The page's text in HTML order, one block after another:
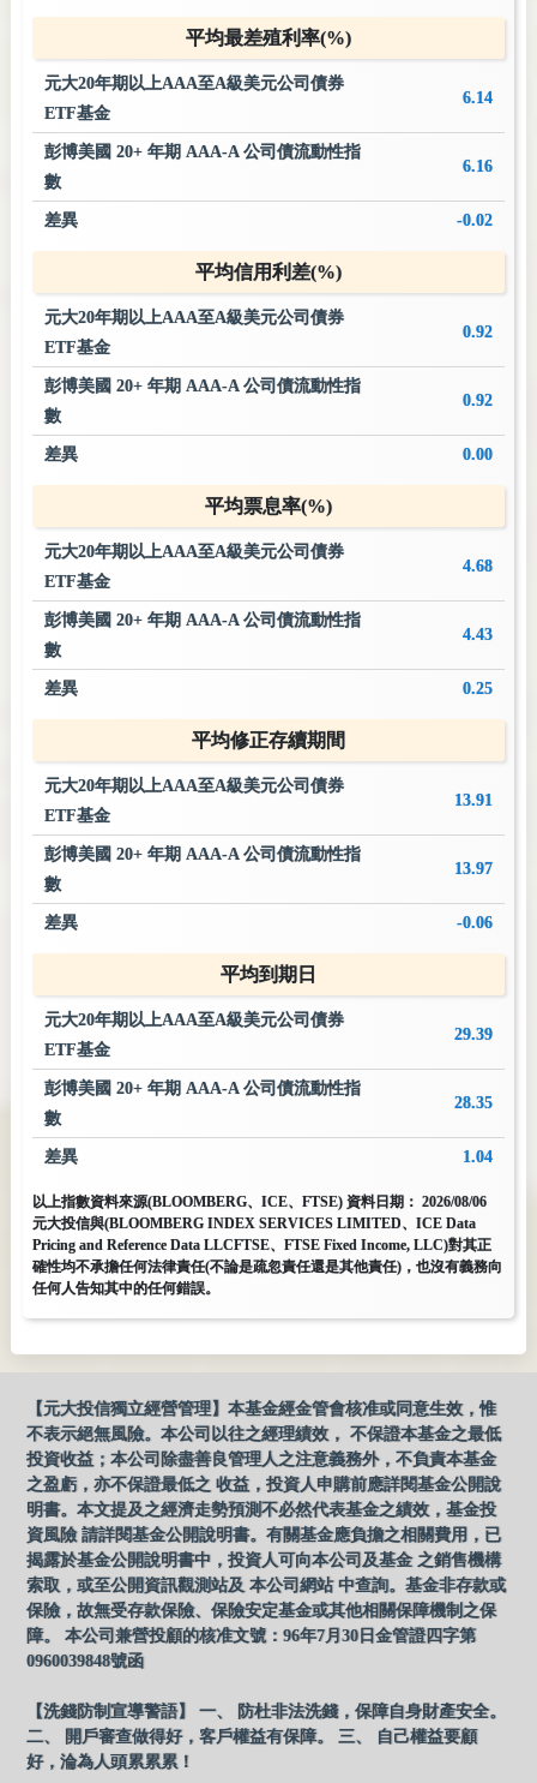
平均最差殖利率(%)
元大20年期以上AAA至A級美元公司債券
ETF基金
6.14
彭博美國 20+ 年期 AAA-A 公司債流動性指
數
6.16
差異 -0.02
平均信用利差(%)
元大20年期以上AAA至A級美元公司債券
ETF基金
0.92
彭博美國 20+ 年期 AAA-A 公司債流動性指
數
0.92
差異 0.00
平均票息率(%)
元大20年期以上AAA至A級美元公司債券
ETF基金
4.68
彭博美國 20+ 年期 AAA-A 公司債流動性指
數
4.43
差異 0.25
平均修正存續期間
元大20年期以上AAA至A級美元公司債券
ETF基金
13.91
彭博美國 20+ 年期 AAA-A 公司債流動性指
數
13.97
差異 -0.06
平均到期日
元大20年期以上AAA至A級美元公司債券
ETF基金
29.39
彭博美國 20+ 年期 AAA-A 公司債流動性指
數
28.35
差異 1.04
以上指數資料來源(BLOOMBERG、ICE、FTSE) 資料日期： 2026/08/06
元大投信與(BLOOMBERG INDEX SERVICES LIMITED、ICE Data
Pricing and Reference Data LLCFTSE、FTSE Fixed Income, LLC)對其正
確性均不承擔任何法律責任(不論是疏忽責任還是其他責任)，也沒有義務向
任何人告知其中的任何錯誤。
【元大投信獨立經營管理】本基金經金管會核准或同意生效，惟
不表示絕無風險。本公司以往之經理績效， 不保證本基金之最低
投資收益；本公司除盡善良管理人之注意義務外，不負責本基金
之盈虧，亦不保證最低之 收益，投資人申購前應詳閱基金公開說
明書。本文提及之經濟走勢預測不必然代表基金之績效，基金投
資風險 請詳閱基金公開說明書。有關基金應負擔之相關費用，已
揭露於基金公開說明書中，投資人可向本公司及基金 之銷售機構
索取，或至公開資訊觀測站及 本公司網站 中查詢。基金非存款或
保險，故無受存款保險、保險安定基金或其他相關保障機制之保
障。 本公司兼營投顧的核准文號：96年7月30日金管證四字第
0960039848號函
【洗錢防制宣導警語】 一、 防杜非法洗錢，保障自身財產安全。
二、 開戶審查做得好，客戶權益有保障。 三、 自己權益要顧
好，淪為人頭累累累！